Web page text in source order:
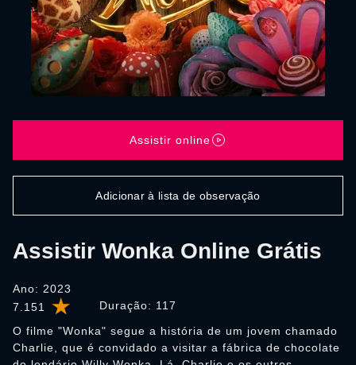
7.151 Duração: 117
Assistir Wonka Online Grátis
Ano: 2023
O filme "Wonka" segue a história de um jovem chamado
Charlie, que é convidado a visitar a fábrica de chocolate
Assistir online
Adicionar à lista de observação